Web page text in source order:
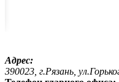
Адрес:
390023, г.Рязань,